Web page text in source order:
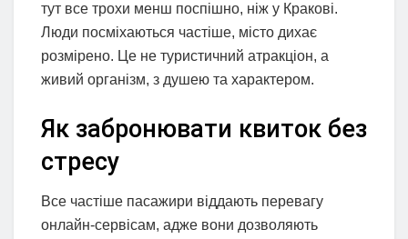
тут все трохи менш поспішно, ніж у Кракові.
Люди посміхаються частіше, місто дихає
розмірено. Це не туристичний атракціон, а
живий організм, з душею та характером.
Як забронювати квиток без
стресу
Все частіше пасажири віддають перевагу
онлайн-сервісам, адже вони дозволяють